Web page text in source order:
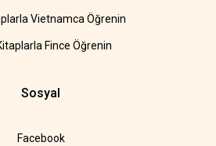
Vietnamca Öğrenin
Fince Öğrenin
Sosyal
Facebook